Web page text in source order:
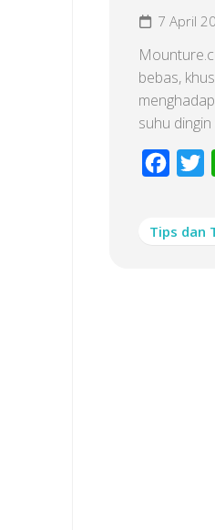
7 April
bebas,
suhu
Tips dan